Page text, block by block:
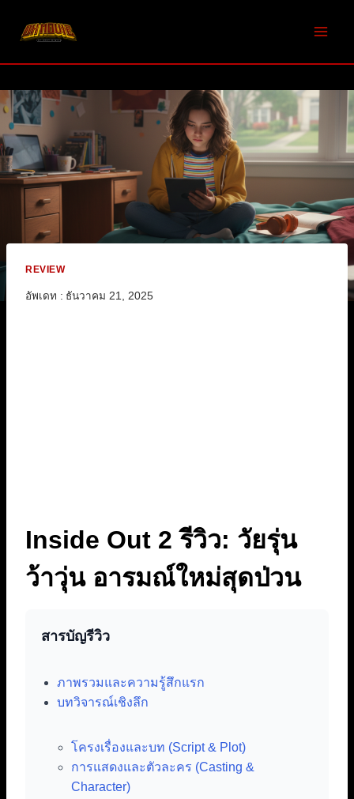
REVIEW
อัพเดท : ธันวาคม 21, 2025
Inside Out 2 รีวิว: วัยรุ่น
ว้าวุ่น อารมณ์ใหม่สุดป่วน
สารบัญรีวิว
ภาพรวมและความรู้สึกแรก
บทวิจารณ์เชิงลึก
โครงเรื่องและบท (Script & Plot)
การแสดงและตัวละคร (Casting &
Character)